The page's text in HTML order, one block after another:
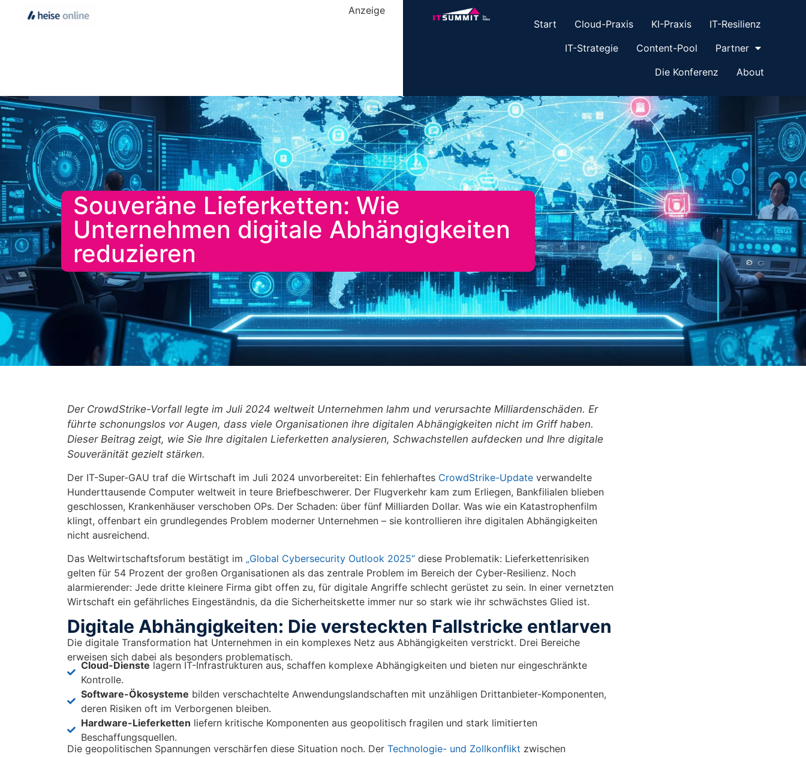
Anzeige
Start
Cloud-Praxis KI-Praxis
IT-Resilienz
IT-Strategie
Content-Pool
Partner
Die Konferenz
About
Souveräne Lieferketten: Wie
Unternehmen digitale Abhängigkeiten
reduzieren
Der CrowdStrike-Vorfall legte im Juli 2024 weltweit Unternehmen lahm und verursachte Milliardenschäden. Er
führte schonungslos vor Augen, dass viele Organisationen ihre digitalen Abhängigkeiten nicht im Griff haben.
Dieser Beitrag zeigt, wie Sie Ihre digitalen Lieferketten analysieren, Schwachstellen aufdecken und Ihre digitale
Souveränität gezielt stärken.
Der IT-Super-GAU traf die Wirtschaft im Juli 2024 unvorbereitet: Ein fehlerhaftes CrowdStrike-Update verwandelte
Hunderttausende Computer weltweit in teure Briefbeschwerer. Der Flugverkehr kam zum Erliegen, Bankfilialen blieben
geschlossen, Krankenhäuser verschoben OPs. Der Schaden: über fünf Milliarden Dollar. Was wie ein Katastrophenfilm
klingt, offenbart ein grundlegendes Problem moderner Unternehmen – sie kontrollieren ihre digitalen Abhängigkeiten
nicht ausreichend.
Das Weltwirtschaftsforum bestätigt im „Global Cybersecurity Outlook 2025“ diese Problematik: Lieferkettenrisiken
gelten für 54 Prozent der großen Organisationen als das zentrale Problem im Bereich der Cyber-Resilienz. Noch
alarmierender: Jede dritte kleinere Firma gibt offen zu, für digitale Angriffe schlecht gerüstet zu sein. In einer vernetzten
Wirtschaft ein gefährliches Eingeständnis, da die Sicherheitskette immer nur so stark wie ihr schwächstes Glied ist.
Digitale Abhängigkeiten: Die versteckten Fallstricke entlarven
Die digitale Transformation hat Unternehmen in ein komplexes Netz aus Abhängigkeiten verstrickt. Drei Bereiche
erweisen sich dabei als besonders problematisch.
Cloud-Dienstelagern IT-Infrastrukturen aus, schaffen komplexe Abhängigkeiten und bieten nur eingeschränkte
Kontrolle.
Software-Ökosysteme bilden verschachtelte Anwendungslandschaften mit unzähligen Drittanbieter-Komponenten,
deren Risiken oft im Verborgenen bleiben.
Hardware-Lieferketten liefern kritische Komponenten aus geopolitisch fragilen und stark limitierten
Beschaffungsquellen.
Die geopolitischen Spannungen verschärfen diese Situation noch. Der Technologie- und Zollkonflikt zwischen